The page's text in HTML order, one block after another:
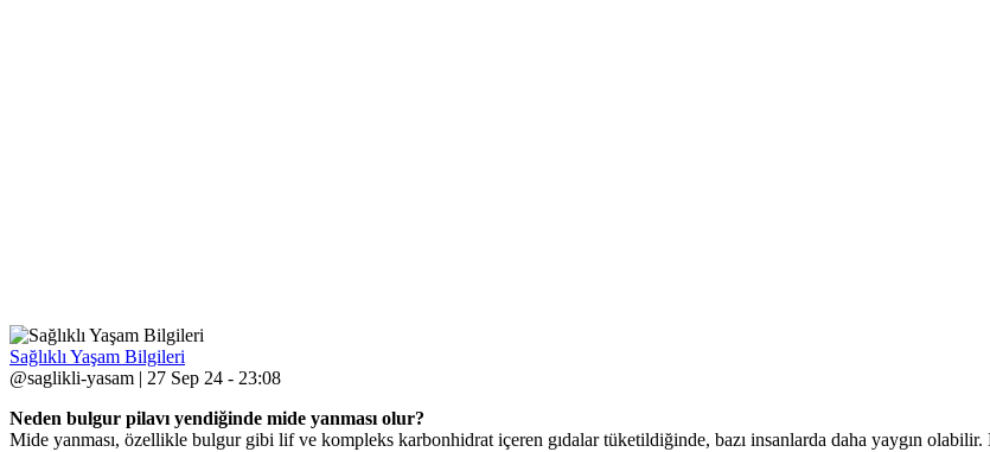
Sağlıklı Yaşam Bilgileri
@saglikli-yasam | 27 Sep 24 - 23:08
Neden bulgur pilavı yendiğinde mide yanması olur?
Mide yanması, özellikle bulgur gibi lif ve kompleks karbonhidrat içeren gıdalar tüketildiğinde, bazı insanlarda daha yaygın